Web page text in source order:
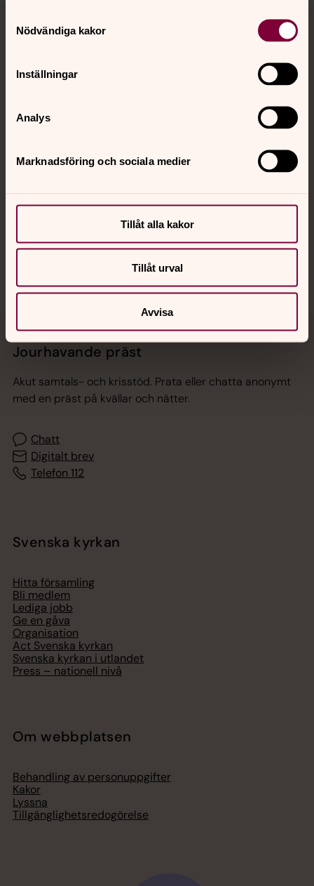
Nödvändiga kakor
Inställningar
Analys
Marknadsföring och sociala medier
Tillåt alla kakor
Tillåt urval
Avvisa
Kontakt
Hitta snabbt
Sociala kanaler
Jourhavande präst
Akut samtals- och krisstöd. Prata eller chatta anonymt
med en präst på kvällar och nätter.
Chatt
Digitalt brev
Telefon 112
Svenska kyrkan
Hitta församling
Bli medlem
Lediga jobb
Ge en gåva
Organisation
Act Svenska kyrkan
Svenska kyrkan i utlandet
Press – nationell nivå
Om webbplatsen
Behandling av personuppgifter
Kakor
Lyssna
Tillgänglighetsredogörelse